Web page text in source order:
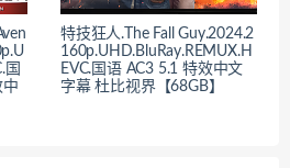
国
中
特技狂人.The Fall Guy.2024.2
160p.UHD.BluRay.REMUX.H
EVC.国语 AC3 5.1 特效中文
字幕 杜比视界【68GB】